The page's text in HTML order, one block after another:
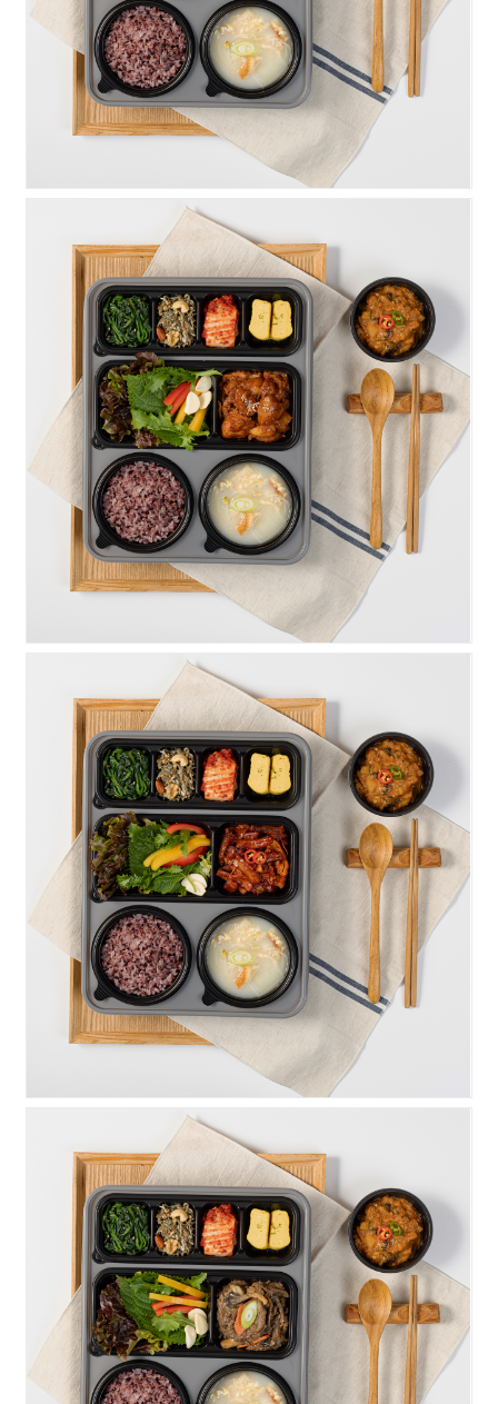
우렁찬)닭갈비
우렁찬)오징어볶음
우렁찬)버섯소불고기